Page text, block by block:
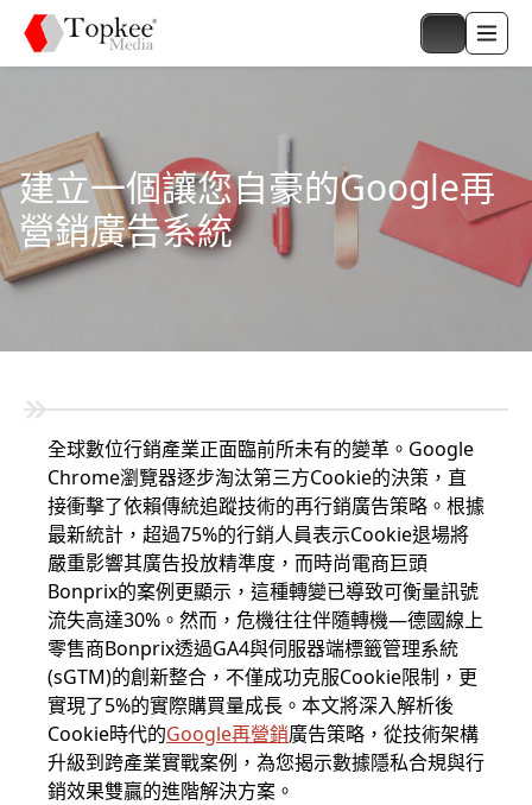
建立一個讓您自豪的Google再
營銷廣告系統
全球數位行銷產業正面臨前所未有的變革。Google
Chrome瀏覽器逐步淘汰第三方Cookie的決策，直
接衝擊了依賴傳統追蹤技術的再行銷廣告策略。根據
最新統計，超過75%的行銷人員表示Cookie退場將
嚴重影響其廣告投放精準度，而時尚電商巨頭
Bonprix的案例更顯示，這種轉變已導致可衡量訊號
流失高達30%。然而，危機往往伴隨轉機—德國線上
零售商Bonprix透過GA4與伺服器端標籤管理系統
(sGTM)的創新整合，不僅成功克服Cookie限制，更
實現了5%的實際購買量成長。本文將深入解析後
Cookie時代的Google再營銷廣告策略，從技術架構
升級到跨產業實戰案例，為您揭示數據隱私合規與行
銷效果雙贏的進階解決方案。